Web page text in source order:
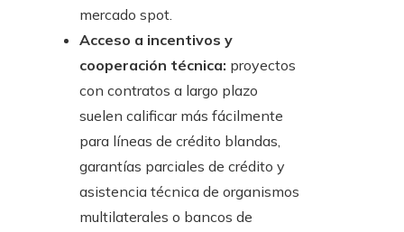
mercado spot.
Acceso a incentivos y
cooperación técnica: proyectos
con contratos a largo plazo
suelen calificar más fácilmente
para líneas de crédito blandas,
garantías parciales de crédito y
asistencia técnica de organismos
multilaterales o bancos de